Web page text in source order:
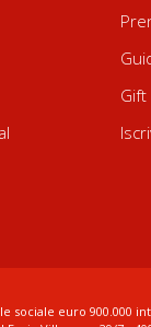
Gift
sociale euro 900.000